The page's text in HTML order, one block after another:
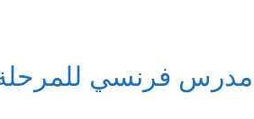
مدرس فرنسي للمرحلة